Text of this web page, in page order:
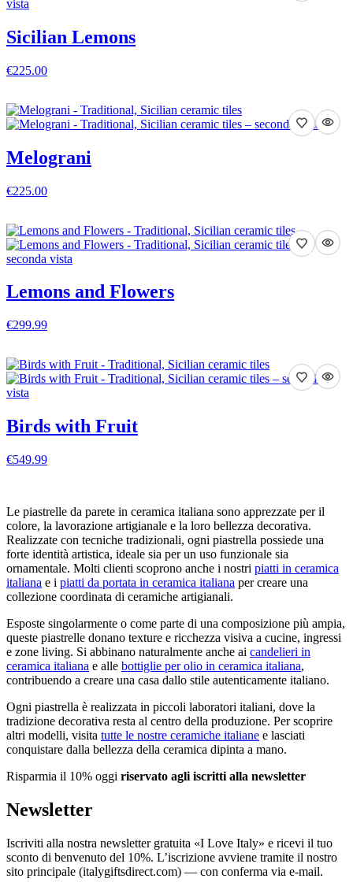
Sicilian Lemons
€225.00
Melograni
€225.00
Lemons and Flowers
€299.99
Birds with Fruit
€549.99
Le piastrelle da parete in ceramica italiana sono apprezzate per il
colore, la lavorazione artigianale e la loro bellezza decorativa.
Realizzate con tecniche tradizionali, ogni piastrella possiede una
forte identità artistica, ideale sia per un uso funzionale sia
ornamentale. Molti clienti scoprono anche i nostri piatti in ceramica
italiana e i piatti da portata in ceramica italiana per creare una
collezione coordinata di ceramiche artigianali.
Esposte singolarmente o come parte di una composizione più ampia,
queste piastrelle donano texture e ricchezza visiva a cucine, ingressi
e zone living. Si abbinano naturalmente anche ai candelieri in
ceramica italiana e alle bottiglie per olio in ceramica italiana,
contribuendo a creare una casa dallo stile autenticamente italiano.
Ogni piastrella è realizzata in piccoli laboratori italiani, dove la
tradizione decorativa resta al centro della produzione. Per scoprire
altri modelli, visita tutte le nostre ceramiche italiane e lasciati
conquistare dalla bellezza della ceramica dipinta a mano.
Risparmia il 10% oggi riservato agli iscritti alla newsletter
Newsletter
Iscriviti alla nostra newsletter gratuita «I Love Italy» e ricevi il tuo
sconto di benvenuto del 10%. L’iscrizione avviene tramite il nostro
sito principale (italygiftsdirect.com) — con conferma via e-mail.